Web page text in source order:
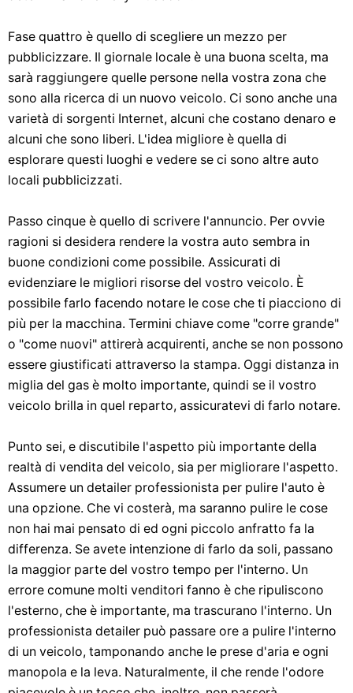
Fase quattro è quello di scegliere un mezzo per
pubblicizzare. Il giornale locale è una buona scelta, ma
sarà raggiungere quelle persone nella vostra zona che
sono alla ricerca di un nuovo veicolo. Ci sono anche una
varietà di sorgenti Internet, alcuni che costano denaro e
alcuni che sono liberi. L'idea migliore è quella di
esplorare questi luoghi e vedere se ci sono altre auto
locali pubblicizzati.
Passo cinque è quello di scrivere l'annuncio. Per ovvie
ragioni si desidera rendere la vostra auto sembra in
buone condizioni come possibile. Assicurati di
evidenziare le migliori risorse del vostro veicolo. È
possibile farlo facendo notare le cose che ti piacciono di
più per la macchina. Termini chiave come "corre grande"
o "come nuovi" attirerà acquirenti, anche se non possono
essere giustificati attraverso la stampa. Oggi distanza in
miglia del gas è molto importante, quindi se il vostro
veicolo brilla in quel reparto, assicuratevi di farlo notare.
Punto sei, e discutibile l'aspetto più importante della
realtà di vendita del veicolo, sia per migliorare l'aspetto.
Assumere un detailer professionista per pulire l'auto è
una opzione. Che vi costerà, ma saranno pulire le cose
non hai mai pensato di ed ogni piccolo anfratto fa la
differenza. Se avete intenzione di farlo da soli, passano
la maggior parte del vostro tempo per l'interno. Un
errore comune molti venditori fanno è che ripuliscono
l'esterno, che è importante, ma trascurano l'interno. Un
professionista detailer può passare ore a pulire l'interno
di un veicolo, tamponando anche le prese d'aria e ogni
manopola e la leva. Naturalmente, il che rende l'odore